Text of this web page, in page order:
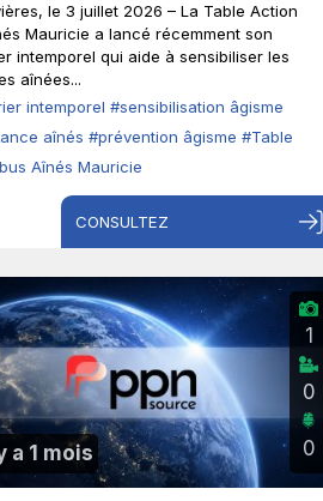
le 3 juillet 2026 – La Table Action
Mauricie a lancé récemment son
intemporel qui aide à sensibiliser les
aînées...
intemporel #sensibilisation âgisme
aînés #prévention âgisme #Table
Aînés Mauricie
CONSULTEZ
a 1 mois
1
0
0